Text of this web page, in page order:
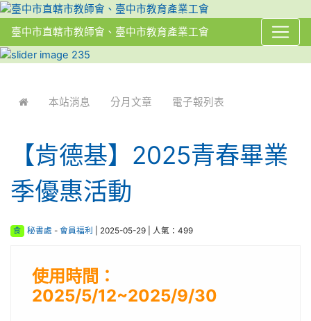
臺中市直轄市教師會、臺中市教育產業工會
本站消息 分月文章 電子報列表
【肯德基】2025青春畢業
季優惠活動
食 秘書處 - 會員福利 | 2025-05-29 | 人氣：499
使用時間：
2025/5/12~2025/9/30